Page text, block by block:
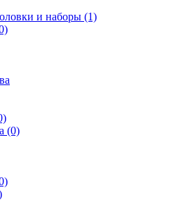
и наборы (1)
(0)